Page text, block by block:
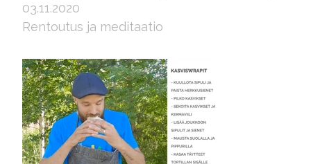
03.11.2020
Rentoutus ja meditaatio